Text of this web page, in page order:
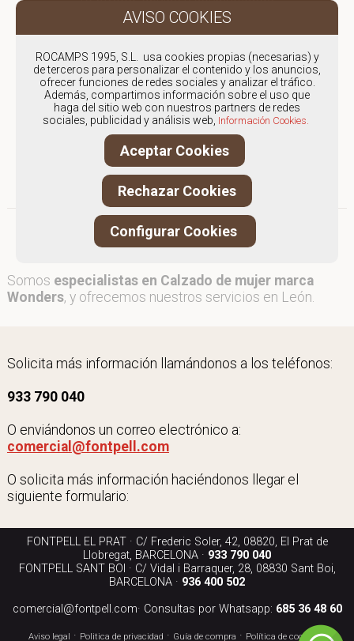
gratuítos a Península y Baleares,
para otros destinos consultar
en comercial@fontpell.com.
Los envíos a León gestionados
entre semana se entregarán en
menos de 48 horas; los pedidos
realizados en fin de semana, el
producto se enviará a partir del
lunes.
Somos especialistas en Calzado de mujer marca
Wonders, y ofrecemos nuestros servicios en León.
Solicita más información llamándonos a los teléfonos:
933 790 040
O enviándonos un correo electrónico a:
comercial@fontpell.com
O solicita más información haciéndonos llegar el
siguiente formulario:
FONTPELL EL PRAT · C/ Frederic Soler, 42, 08820, El Prat de
Llobregat, BARCELONA · 933 790 040
FONTPELL SANT BOI · C/ Vidal i Barraquer, 28, 08830 Sant Boi,
BARCELONA · 936 400 502
comercial@fontpell.com· Consultas por Whatsapp: 685 36 48 60
Aviso legal · Politica de privacidad · Guía de compra · Política de cookies·
ROCAMPS 1995, S.L. usa cookies propias (necesarias) y
de terceros para personalizar el contenido y los anuncios,
ofrecer funciones de redes sociales y analizar el tráfico.
Además, compartimos información sobre el uso que
haga del sitio web con nuestros partners de redes
sociales, publicidad y análisis web, Información Cookies.
Aceptar Cookies
Rechazar Cookies
Configurar Cookies